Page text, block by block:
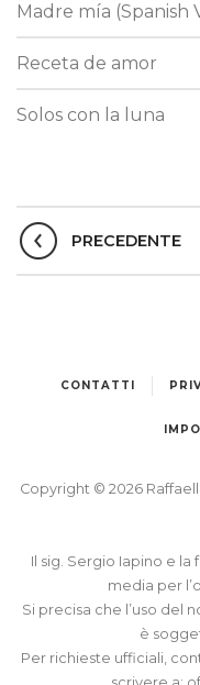
Madre mía (Spanish
Receta de amor
Solos con la luna
PRECEDENTE
CONTATTI
Copyright © 2026
Il sig. Sergio Iapino e la
media per
Si precisa che l’uso del
è
Per richieste ufficiali,